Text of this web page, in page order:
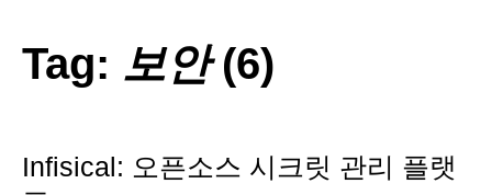
Tag: 보안(6)
Infisical: 오픈소스 시크릿 관리 플랫